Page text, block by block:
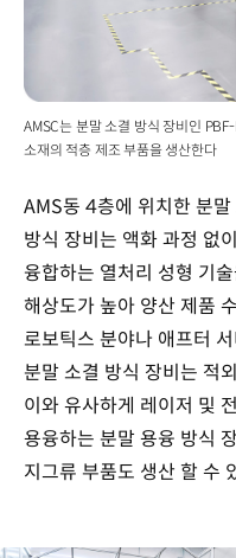
AMSC는 분말 소결 방식 장비인
소재의 적층 제조 부품을 생산한다
AMS동 4층에 위치한 분
방식 장비는 액화 과정 없
융합하는 열처리 성형 기
해상도가 높아 양산 제품
로보틱스 분야나 애프터
분말 소결 방식 장비는 적
이와 유사하게 레이저 및
용융하는 분말 용융 방식
지그류 부품도 생산 할 수